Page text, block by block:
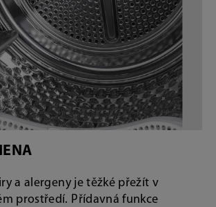
a alergeny je těžké přežít v
prostředí. Přídavná funkce